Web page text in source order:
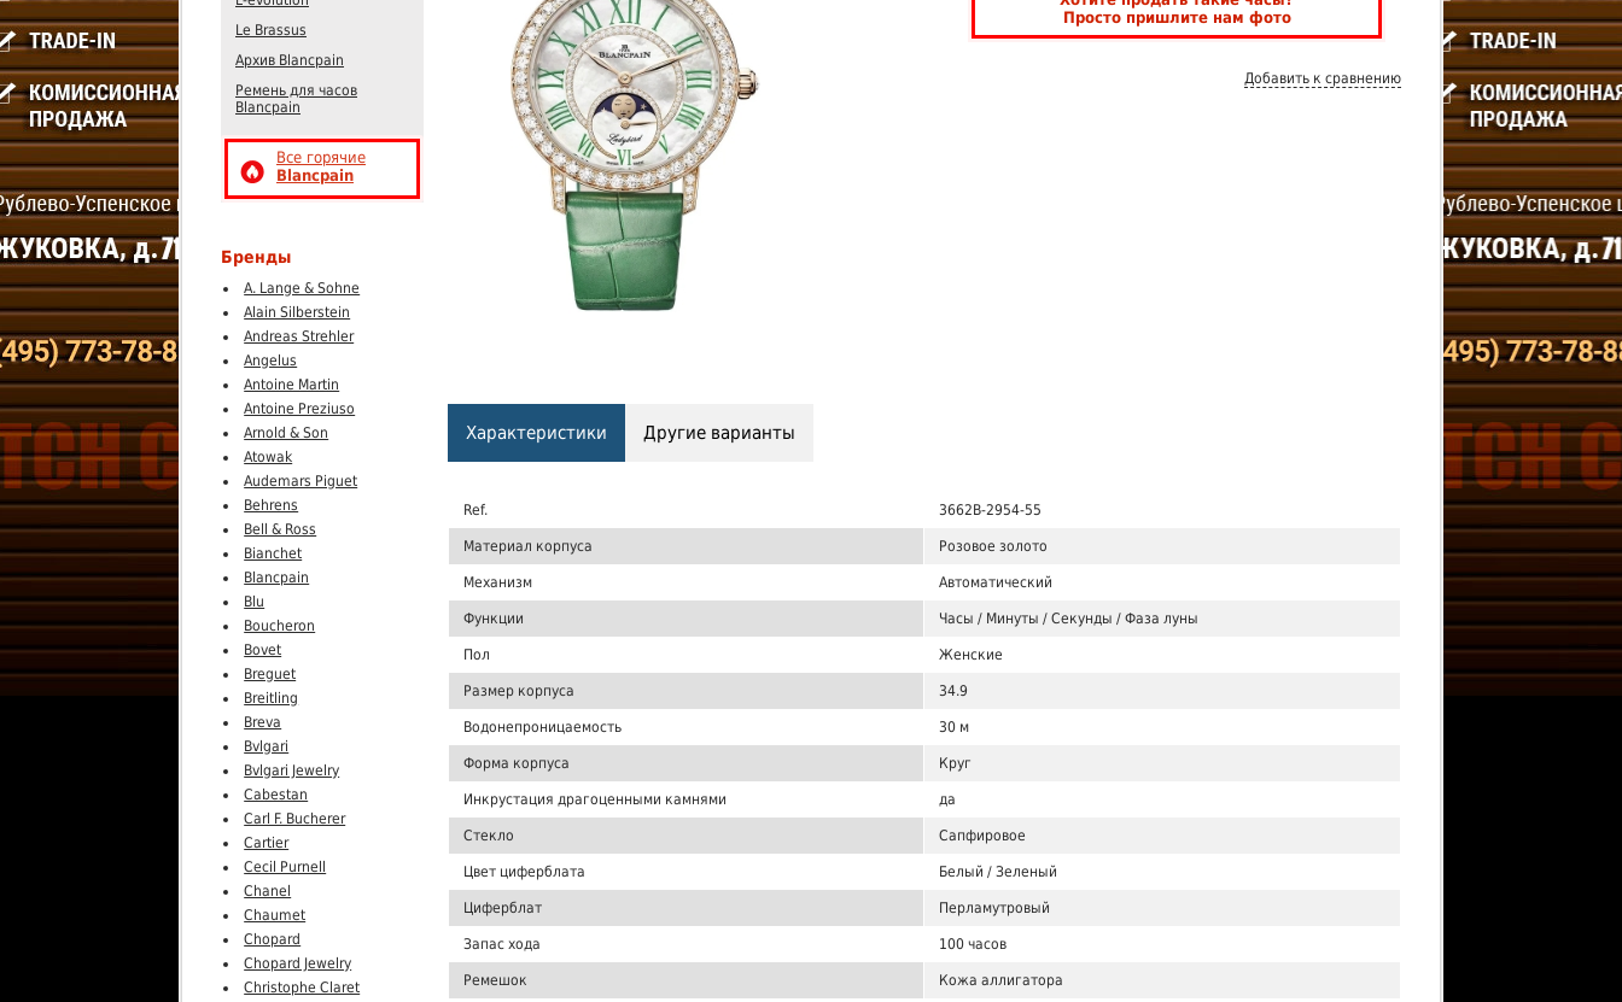
Le Brassus
Архив Blancpain
Ремень для часов
Blancpain
Все горячие
Blancpain
Бренды
A. Lange & Sohne
Alain Silberstein
Andreas Strehler
Angelus
Antoine Martin
Antoine Preziuso
Arnold & Son
Atowak
Audemars Piguet
Behrens
Bell & Ross
Bianchet
Blancpain
Blu
Boucheron
Bovet
Breguet
Breitling
Breva
Bvlgari
Bvlgari Jewelry
Cabestan
Carl F. Bucherer
Cartier
Cecil Purnell
Chanel
Chaumet
Chopard
Chopard Jewelry
Christophe Claret
Просто пришлите нам фото
Добавить к сравнению
Характеристики Другие варианты
Ref. 3662B-2954-55
Материал корпуса Розовое золото
Механизм Автоматический
Функции Часы / Минуты / Секунды / Фаза луны
Пол Женские
Размер корпуса 34.9
Водонепроницаемость 30 м
Форма корпуса Круг
Инкрустация драгоценными камнями да
Стекло Сапфировое
Цвет циферблата Белый / Зеленый
Циферблат Перламутровый
Запас хода 100 часов
Ремешок Кожа аллигатора